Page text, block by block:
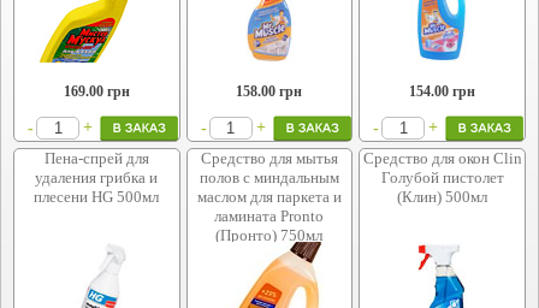
169.00грн
- +
158.00 грн
- +
154.00 грн
-
+
Пена-спрей для
удаления грибка и
плесени HG 500мл
Средство для мытья
полов с миндальным
маслом для паркета и
ламината Pronto
(Пронто) 750мл
Средство для окон Clin
Голубой пистолет
(Клин) 500мл